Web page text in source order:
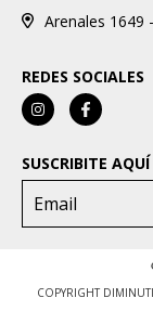
Arenales 1649
REDES SOCIALES
SUSCRIBITE AQUÍ
COPYRIGHT